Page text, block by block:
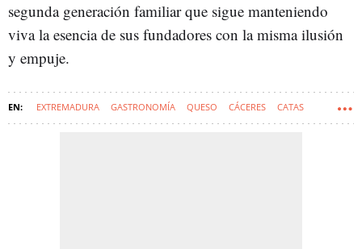
segunda generación familiar que sigue manteniendo
viva la esencia de sus fundadores con la misma ilusión
y empuje.
EXTREMADURA GASTRONOMÍA QUESO CÁCERES CATAS